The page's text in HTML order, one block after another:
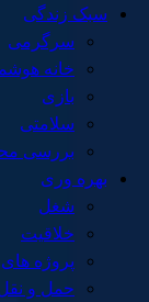
سبک زندگی
سرگرمی
خانه
بازی
سلامتی
بررسی
بهره وری
شغل
خلاقیت
پروژه
حمل و